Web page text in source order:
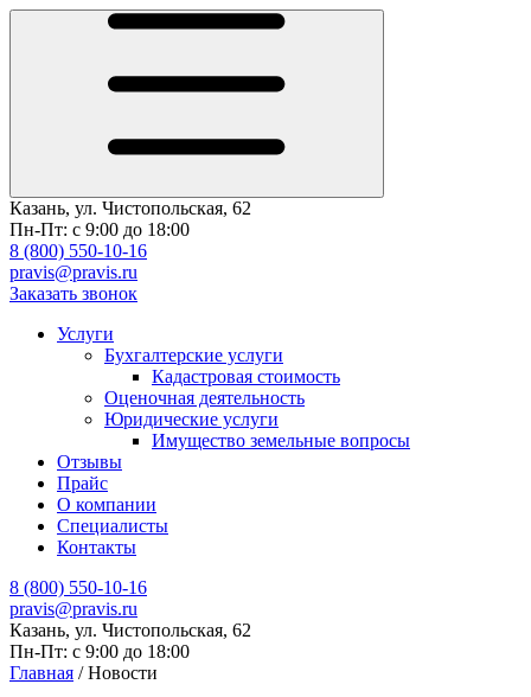
Казань, ул. Чистопольская, 62
Пн-Пт: с 9:00 до 18:00
8 (800) 550-10-16
pravis@pravis.ru
Заказать звонок
Услуги
Бухгалтерские услуги
Кадастровая стоимость
Оценочная деятельность
Юридические услуги
Имущество земельные вопросы
Отзывы
Прайс
О компании
Специалисты
Контакты
8 (800) 550-10-16
pravis@pravis.ru
Казань, ул. Чистопольская, 62
Пн-Пт: с 9:00 до 18:00
Главная /Новости